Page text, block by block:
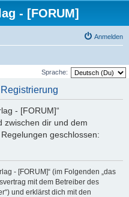
- [FORUM]
Anmelden
Sprache:
- [FORUM]“
zwischen dir und dem
geschlossen:
- [FORUM]“ (im Folgenden „das
mit dem Betreiber des
und erklärst dich mit den